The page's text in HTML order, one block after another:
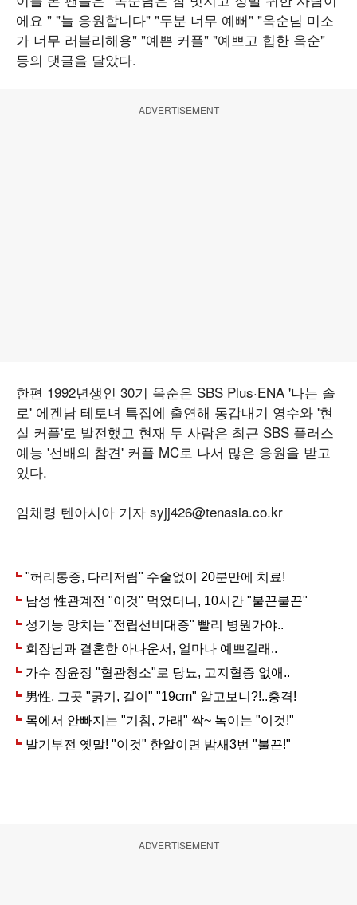
에요 " "늘 응원합니다" "두분 너무 예뻐" "옥순님 미소
가 너무 러블리해용" "예쁜 커플" "예쁘고 힙한 옥순"
등의 댓글을 달았다.
ADVERTISEMENT
한편 1992년생인 30기 옥순은 SBS Plus·ENA '나는 솔
로' 에겐남 테토녀 특집에 출연해 동갑내기 영수와 '현
실 커플'로 발전했고 현재 두 사람은 최근 SBS 플러스
예능 '선배의 참견' 커플 MC로 나서 많은 응원을 받고
있다.
임채령 텐아시아 기자 syjj426@tenasia.co.kr
ADVERTISEMENT